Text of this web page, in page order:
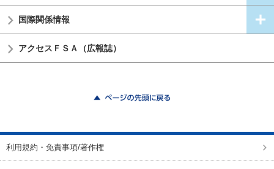
国際関係情報
アクセスＦＳＡ（広報誌）
利用規約・免責事項/著作権